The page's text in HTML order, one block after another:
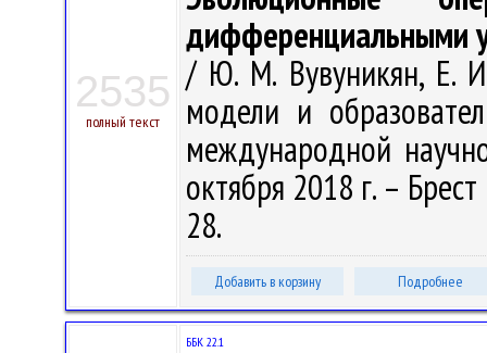
2535
полный текст
дифференциальными
/ Ю. М. Вувуникян, Е.
модели и
международной
октября 2018 г. –
28.
Добавить в корзину Подробнее
ББК 22.1